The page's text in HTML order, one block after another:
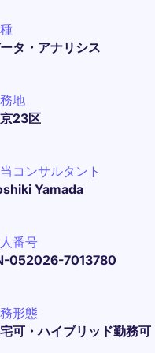
タ・アナリシス
地
23区
コンサルタント
Yamada
番号
052026-7013780
形態
可・ハイブリッド勤務可